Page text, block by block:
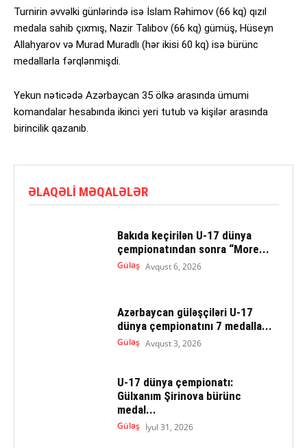
Turnirin əvvəlki günlərində isə İslam Rəhimov (66 kq) qızıl
medala sahib çıxmış, Nazir Talıbov (66 kq) gümüş, Hüseyn
Allahyarov və Murad Muradlı (hər ikisi 60 kq) isə bürünc
medallarla fərqlənmişdi.
Yekun nəticədə Azərbaycan 35 ölkə arasında ümumi
komandalar hesabında ikinci yeri tutub və kişilər arasında
birincilik qazanıb.
ƏLAQƏLI MƏQALƏLƏR
Bakıda keçirilən U-17 dünya
çempionatından sonra “More...
Güləş Avqust 6, 2026
Azərbaycan güləşçiləri U-17
dünya çempionatını 7 medalla...
Güləş Avqust 3, 2026
U-17 dünya çempionatı:
Gülxanım Şirinova bürünc
medal...
Güləş İyul 31, 2026